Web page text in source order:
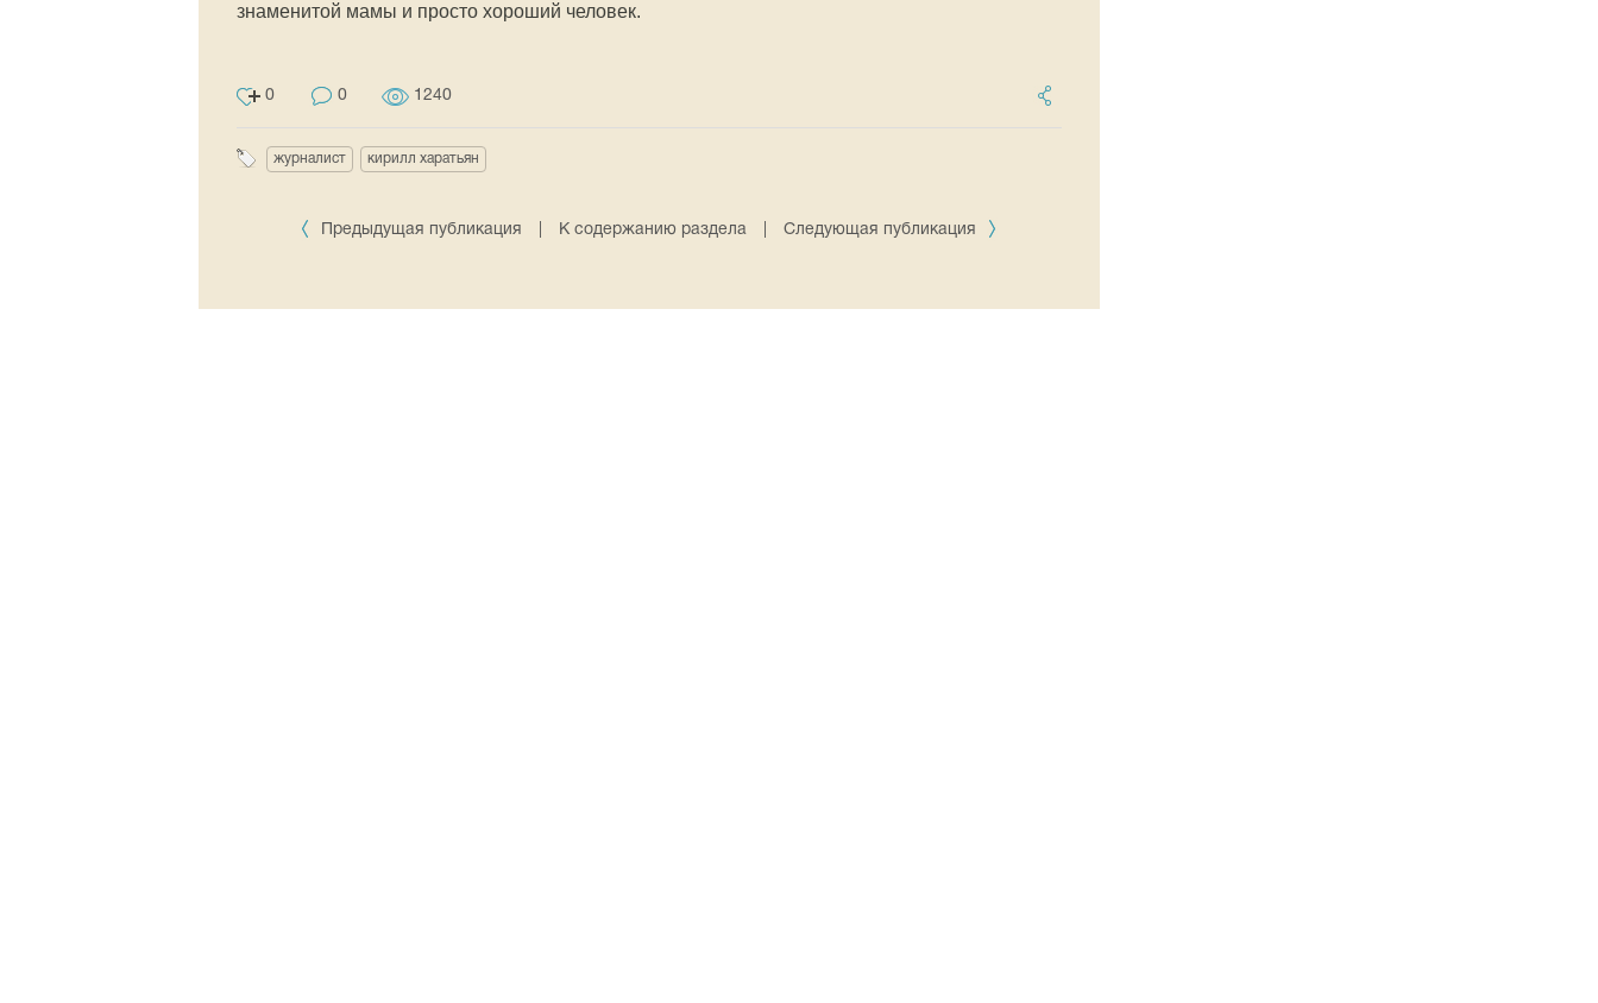
знаменитой мамы и просто хороший человек.
0 0 1240
журналист кирилл харатьян
Предыдущая публикация К содержанию раздела Следующая публикация